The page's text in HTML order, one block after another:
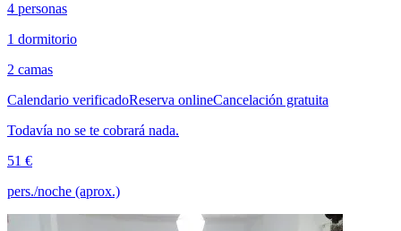
4 personas
1 dormitorio
2 camas
Calendario verificadoReserva onlineCancelación gratuita
Todavía no se te cobrará nada.
51 €
pers./noche (aprox.)